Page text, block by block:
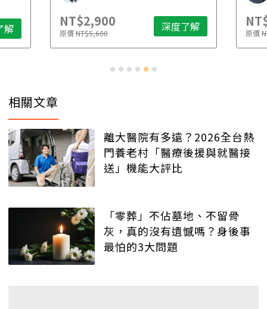
解 NT$2,900
原價NT$5,600 深度了解 原價
相關文章
離大醫院有多遠？2026全台熱
門養老村「醫療後援與就醫接
送」機能大評比
「零葬」不佔墓地、不留骨
灰，真的沒有遺憾嗎？身後事
最怕的3大問題